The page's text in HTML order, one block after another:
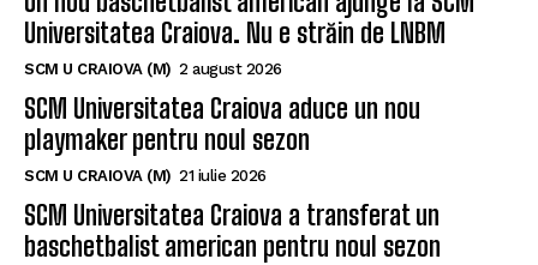
ULTIMELE ȘTIRI
Un nou baschetbalist american ajunge la SCM
Universitatea Craiova. Nu e străin de LNBM
SCM U CRAIOVA (M) 2 august 2026
SCM Universitatea Craiova aduce un nou
playmaker pentru noul sezon
SCM U CRAIOVA (M) 21 iulie 2026